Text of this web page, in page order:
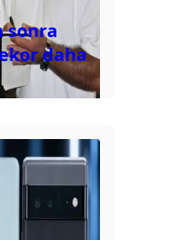
sonra
daha